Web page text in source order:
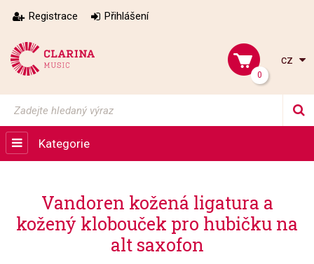
Registrace Přihlášení
0
cz
Kategorie
Vandoren kožená ligatura a
kožený klobouček pro hubičku na
alt saxofon